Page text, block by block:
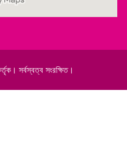
সর্বস্বত্ব সংরক্ষিত।